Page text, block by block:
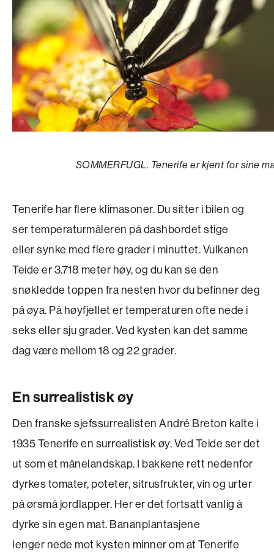
SOMMERFUGL. Tenerife er kjent for sine
Tenerife har flere klimasoner. Du sitter i bilen og
ser temperaturmåleren på dashbordet stige
eller synke med flere grader i minuttet. Vulkanen
Teide er 3.718 meter høy, og du kan se den
snøkledde toppen fra nesten hvor du befinner deg
på øya. På høyfjellet er temperaturen ofte nede i
seks eller sju grader. Ved kysten kan det samme
dag være mellom 18 og 22 grader.
En surrealistisk øy
Den franske sjefssurrealisten André Breton kalte i
1935 Tenerife en surrealistisk øy. Ved Teide ser det
ut som et månelandskap. I bakkene rett nedenfor
dyrkes tomater, poteter, sitrusfrukter, vin og urter
på ørsmå jordlapper. Her er det fortsatt vanlig å
dyrke sin egen mat. Bananplantasjene
lenger nede mot kysten minner om at Tenerife